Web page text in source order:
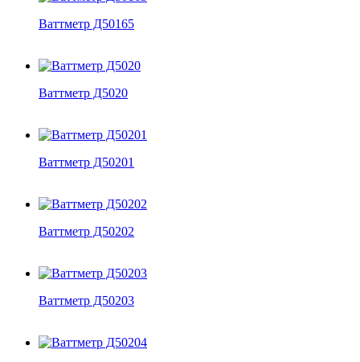
Ваттметр Д50165
Ваттметр Д5020
Ваттметр Д50201
Ваттметр Д50202
Ваттметр Д50203